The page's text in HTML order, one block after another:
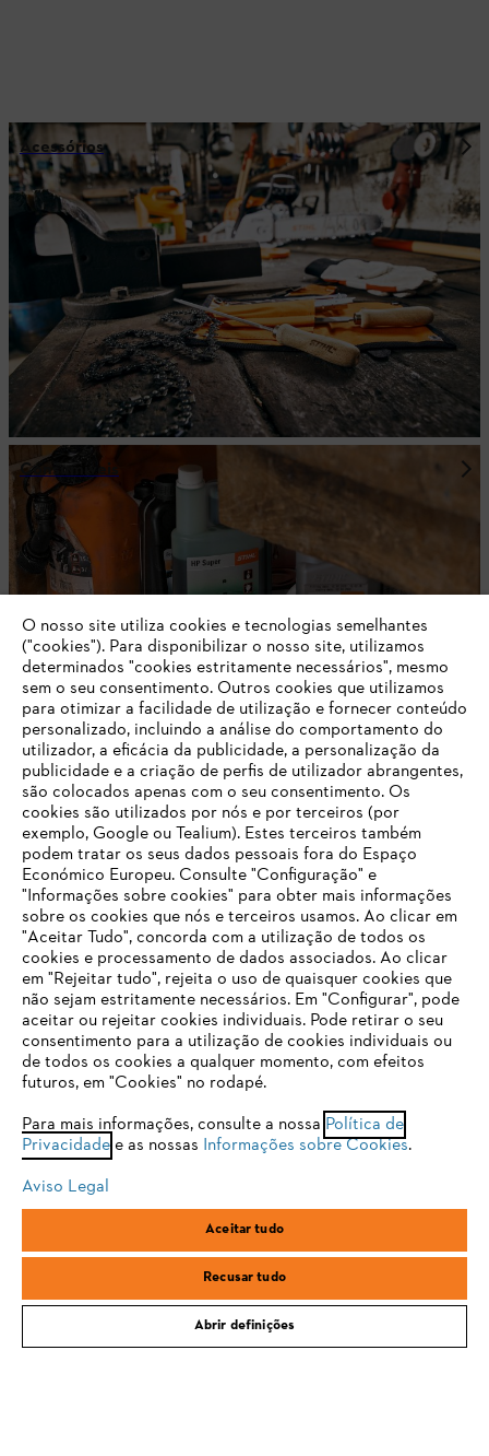
Acessórios
Consumíveis
Equipamento de Proteção Individual / EPI
Mantenha-se atualizado com a Newsletter
STIHL
Email
Subscrever a newsletter
O SEU NAVEGADOR NÃO SUPORTA
ESTE WEBSITE
Está utilizar um navegador que ainda não suportamos. Para
obter o melhor uso de nosso site, recomendamos que altere
para um dos seguintes navegadores:
firefox chrome
safari edge
O nosso site utiliza cookies e tecnologias semelhantes
("cookies"). Para disponibilizar o nosso site, utilizamos
determinados "cookies estritamente necessários", mesmo
sem o seu consentimento. Outros cookies que utilizamos
para otimizar a facilidade de utilização e fornecer conteúdo
personalizado, incluindo a análise do comportamento do
utilizador, a eficácia da publicidade, a personalização da
publicidade e a criação de perfis de utilizador abrangentes,
são colocados apenas com o seu consentimento. Os
cookies são utilizados por nós e por terceiros (por
exemplo, Google ou Tealium). Estes terceiros também
podem tratar os seus dados pessoais fora do Espaço
Económico Europeu. Consulte "Configuração" e
"Informações sobre cookies" para obter mais informações
sobre os cookies que nós e terceiros usamos. Ao clicar em
"Aceitar Tudo", concorda com a utilização de todos os
cookies e processamento de dados associados. Ao clicar
em "Rejeitar tudo", rejeita o uso de quaisquer cookies que
não sejam estritamente necessários. Em "Configurar", pode
aceitar ou rejeitar cookies individuais. Pode retirar o seu
consentimento para a utilização de cookies individuais ou
de todos os cookies a qualquer momento, com efeitos
futuros, em "Cookies" no rodapé.
Para mais informações, consulte a nossa Política de
Privacidadee as nossas Informações sobre Cookies.
Aviso Legal
Aceitar tudo
Recusar tudo
Abrir definições